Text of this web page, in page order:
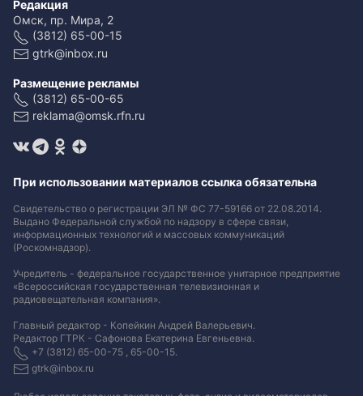
Редакция
Омск, пр. Мира, 2
(3812) 65-00-15
gtrk@inbox.ru
Размещение рекламы
(3812) 65-00-65
reklama@omsk.rfn.ru
При использовании материалов ссылка обязательна
Свидетельство о регистрации ЭЛ № ФС 77-59166 от 22.08.2014.
Выдано Федеральной службой по надзору в сфере связи,
информационных технологий и массовых коммуникаций
(Роскомнадзор).
Учредитель - федеральное государственное унитарное предприятие
«Всероссийская государственная телевизионная и
радиовещательная компания».
Главный редактор - Копейкин Андрей Валерьевич.
Редактор ГТРК - Сафонова Екатерина Евгеньевна.
+7 (3812) 65-00-75 , 65-00-15.
gtrk@inbox.ru